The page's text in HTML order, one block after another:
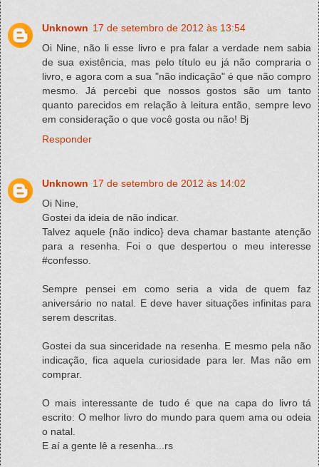
Unknown 17 de setembro de 2012 às 13:54
Oi Nine, não li esse livro e pra falar a verdade nem sabia
de sua existência, mas pelo título eu já não compraria o
livro, e agora com a sua "não indicação" é que não compro
mesmo. Já percebi que nossos gostos são um tanto
quanto parecidos em relação à leitura então, sempre levo
em consideração o que você gosta ou não! Bj
Responder
Unknown 17 de setembro de 2012 às 14:02
Oi Nine,
Gostei da ideia de não indicar.
Talvez aquele {não indico} deva chamar bastante atenção
para a resenha. Foi o que despertou o meu interesse
#confesso.
Sempre pensei em como seria a vida de quem faz
aniversário no natal. E deve haver situações infinitas para
serem descritas.
Gostei da sua sinceridade na resenha. E mesmo pela não
indicação, fica aquela curiosidade para ler. Mas não em
comprar.
O mais interessante de tudo é que na capa do livro tá
escrito: O melhor livro do mundo para quem ama ou odeia
o natal.
E aí a gente lê a resenha...rs